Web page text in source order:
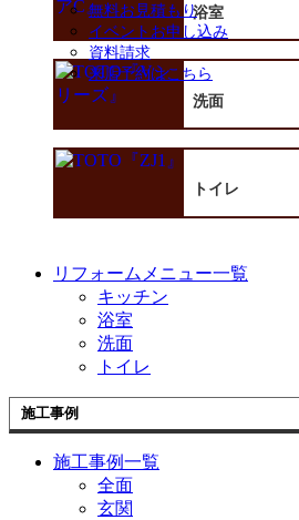
無料お見積もり
イベントお申し込み
資料請求
来店予約はこちら
浴室
洗面
トイレ
リフォームメニュー一覧
キッチン
浴室
洗面
トイレ
施工事例
施工事例一覧
全面
玄関